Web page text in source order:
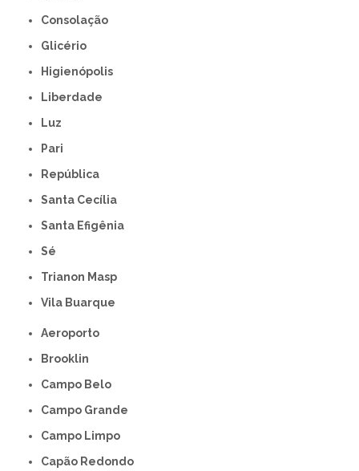
Consolação
Glicério
Higienópolis
Liberdade
Luz
Pari
República
Santa Cecília
Santa Efigênia
Sé
Trianon Masp
Vila Buarque
Aeroporto
Brooklin
Campo Belo
Campo Grande
Campo Limpo
Capão Redondo